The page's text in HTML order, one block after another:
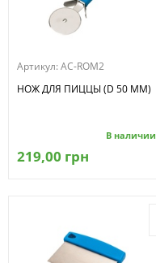
Артикул: AC-ROM2
НОЖ ДЛЯ ПИЦЦЫ (D 50 ММ)
В наличии
219,00 грн